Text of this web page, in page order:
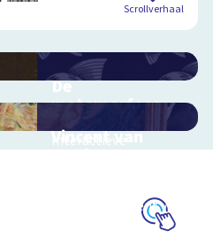
Scrollverhaal
De
metamorfose
van Escher
Interactieve
Vincent van
Gogh
leven van Vincent van